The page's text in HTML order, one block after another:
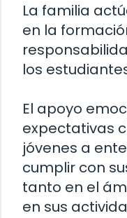
La familia
en la
los
El apoyo
expectativas
jóvenes a
cumplir con
tanto en el
en sus